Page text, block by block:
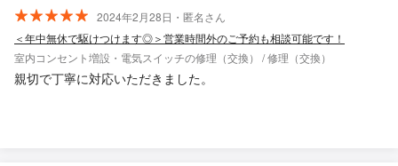
2024年2月28日・匿名さん
＜年中無休で駆けつけます◎＞営業時間外のご予約も相談可能です！
室内コンセント増設・電気スイッチの修理（交換） / 修理（交換）
親切で丁寧に対応いただきました。